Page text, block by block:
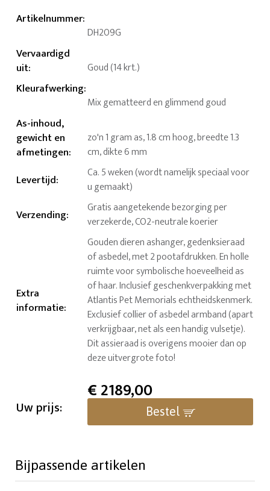
Artikelnummer:
DH209G
Vervaardigd
uit: Goud (14 krt.)
Kleurafwerking:
Mix gematteerd en glimmend goud
As-inhoud,
gewicht en
afmetingen:
zo'n 1 gram as, 1.8 cm hoog, breedte 1.3
cm, dikte 6 mm
Levertijd:
Ca. 5 weken (wordt namelijk speciaal voor
u gemaakt)
Verzending:
Gratis aangetekende bezorging per
verzekerde, CO2-neutrale koerier
Extra
informatie:
Gouden dieren ashanger, gedenksieraad
of asbedel, met 2 pootafdrukken. En holle
ruimte voor symbolische hoeveelheid as
of haar. Inclusief geschenkverpakking met
Atlantis Pet Memorials echtheidskenmerk.
Exclusief collier of asbedel armband (apart
verkrijgbaar, net als een handig vulsetje).
Dit assieraad is overigens mooier dan op
deze uitvergrote foto!
Uw prijs:
€2189,00
Bestel
Bijpassende artikelen